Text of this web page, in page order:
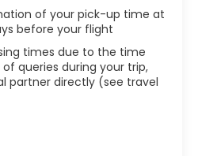
of your pick-up time at
before your flight
times due to the time
queries during your trip,
partner directly (see travel